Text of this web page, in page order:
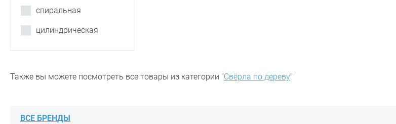
спиральная
цилиндрическая
Также вы можете посмотреть все товары из категории "Свёрла по дереву"
ВСЕ БРЕНДЫ